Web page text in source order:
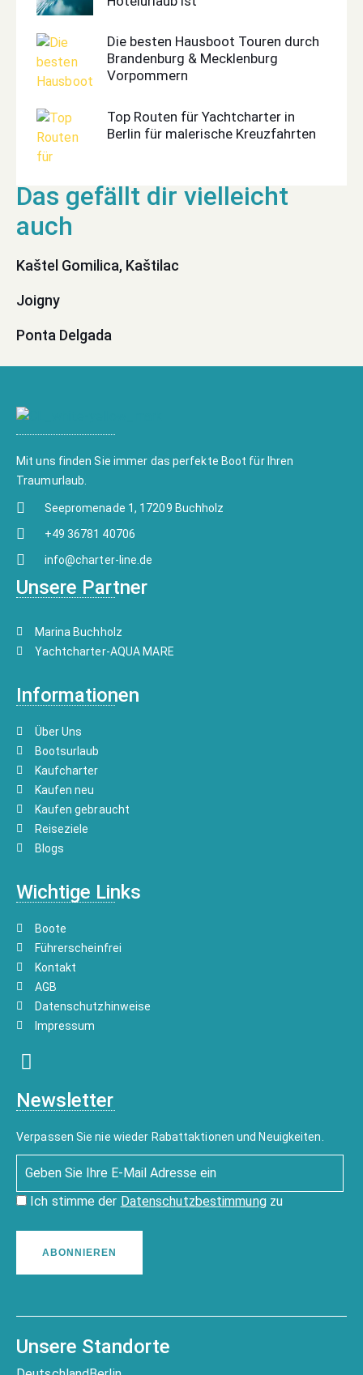
Die besten Hausboot Touren durch
Brandenburg & Mecklenburg
Vorpommern
Top Routen für Yachtcharter in
Berlin für malerische Kreuzfahrten
Kaštel Gomilica, Kaštilac
Joigny
Ponta Delgada
Mit uns finden Sie immer das perfekte Boot für Ihren
Traumurlaub.
Seepromenade 1, 17209 Buchholz
+49 36781 40706
info@charter-line.de
Unsere Partner
Marina Buchholz
Yachtcharter-AQUA MARE
Informationen
Über Uns
Bootsurlaub
Kaufcharter
Kaufen neu
Kaufen gebraucht
Reiseziele
Blogs
Wichtige Links
Boote
Führerscheinfrei
Kontakt
AGB
Datenschutzhinweise
Impressum
Newsletter
Verpassen Sie nie wieder Rabattaktionen und Neuigkeiten.
Ich stimme der Datenschutzbestimmungzu
ABONNIEREN
Unsere Standorte